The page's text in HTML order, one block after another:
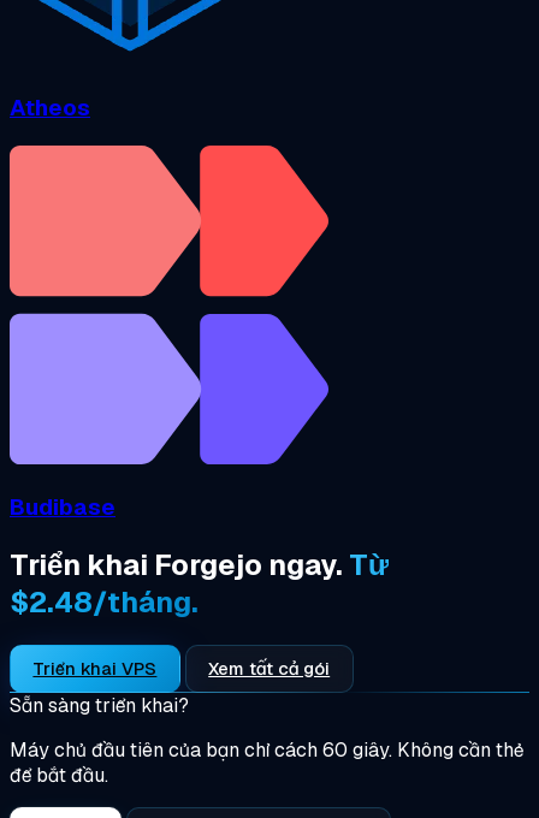
Atheos
Budibase
Triển khai Forgejo ngay. Từ
$2.48/tháng.
Triển khai VPS Xem tất cả gói
Sẵn sàng triển khai?
Máy chủ đầu tiên của bạn chỉ cách 60 giây. Không cần thẻ
để bắt đầu.